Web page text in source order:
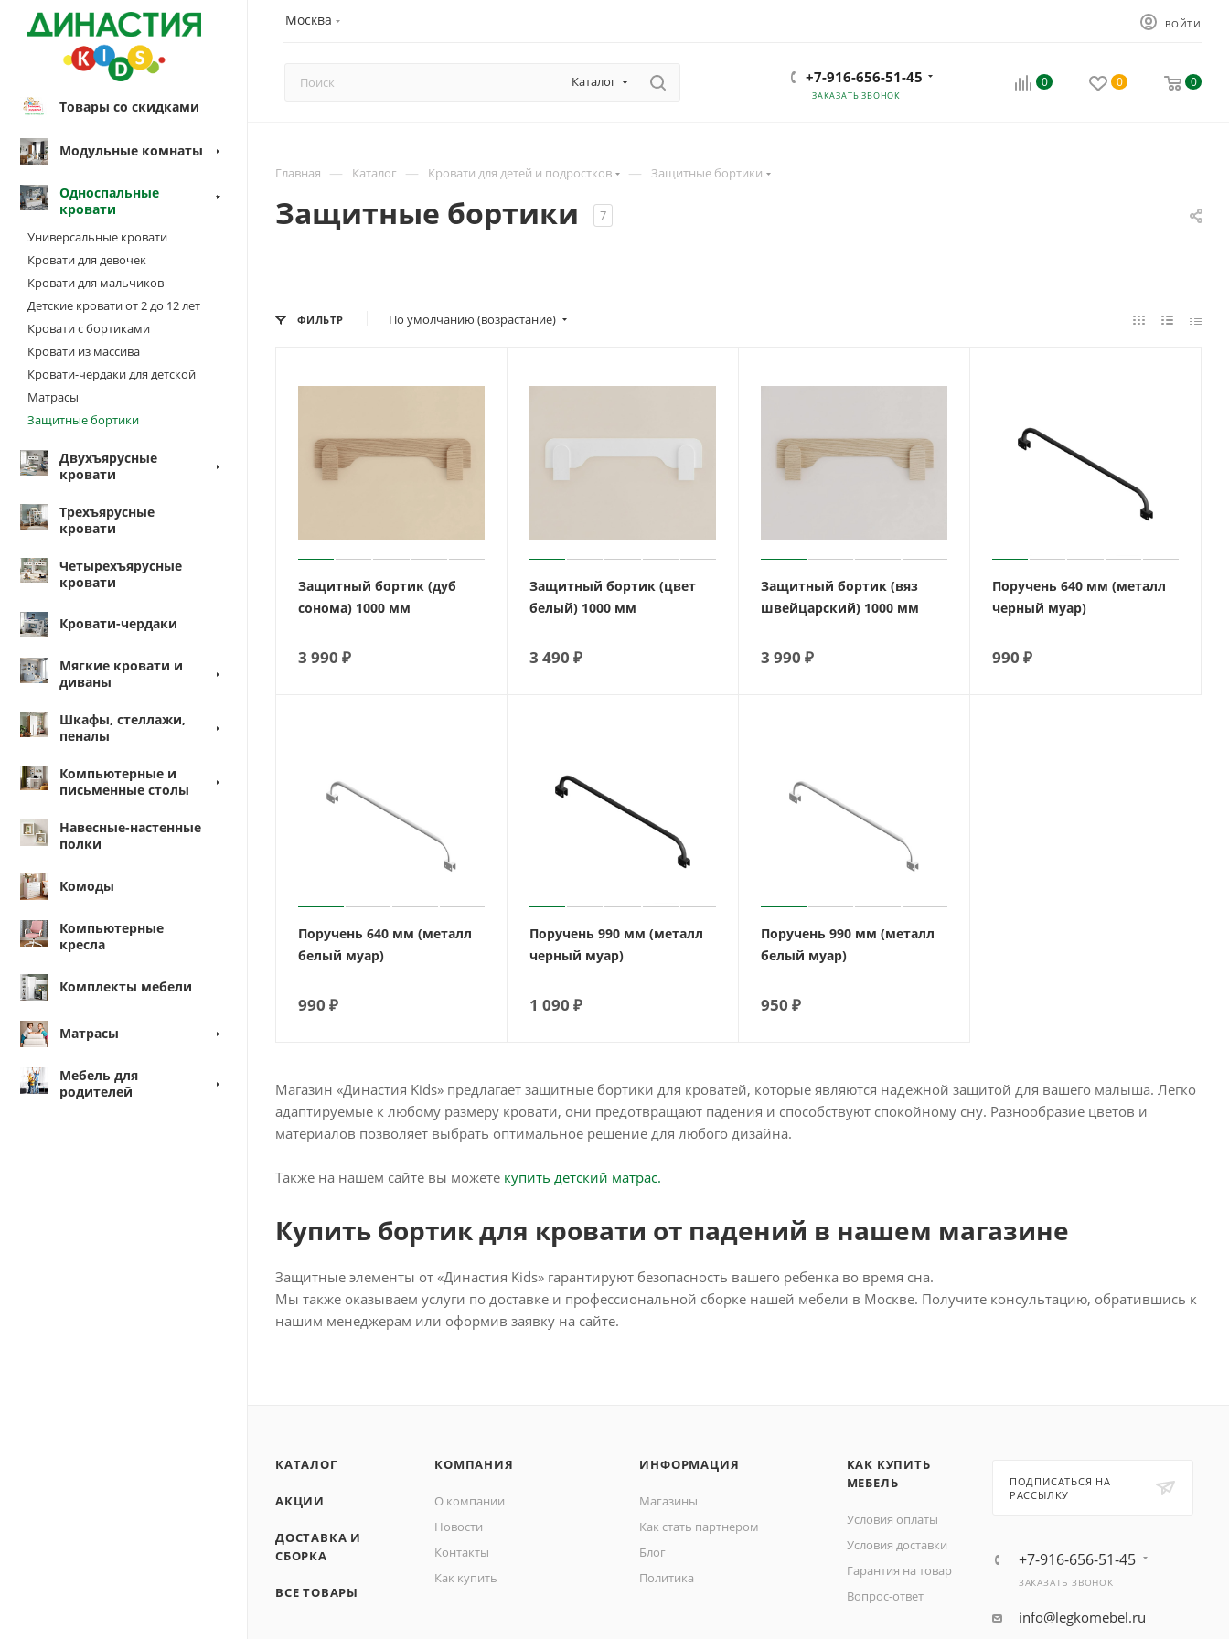
Москва ВОЙТИ
Каталог +7-916-656-51-45
ЗАКАЗАТЬ ЗВОНОК
0 0 0
Товары со скидками
Модульные комнаты
Односпальные
кровати
Универсальные кровати
Кровати для девочек
Кровати для мальчиков
Детские кровати от 2 до 12 лет
Кровати с бортиками
Кровати из массива
Кровати-чердаки для детской
Матрасы
Защитные бортики
Двухъярусные
кровати
Трехъярусные
кровати
Четырехъярусные
кровати
Кровати-чердаки
Мягкие кровати и
диваны
Шкафы, стеллажи,
пеналы
Компьютерные и
письменные столы
Навесные-настенные
полки
Комоды
Компьютерные
кресла
Комплекты мебели
Матрасы
Мебель для
родителей
Главная — Каталог — Кровати для детей и подростков — Защитные бортики
Защитные бортики 7
ФИЛЬТР По умолчанию (возрастание)
Защитный бортик (дуб
сонома) 1000 мм
3 990 ₽
Защитный бортик (цвет
белый) 1000 мм
3 490 ₽
Защитный бортик (вяз
швейцарский) 1000 мм
3 990 ₽
Поручень 640 мм (металл
черный муар)
990 ₽
Поручень 640 мм (металл
белый муар)
990 ₽
Поручень 990 мм (металл
черный муар)
1 090 ₽
Поручень 990 мм (металл
белый муар)
950 ₽
Магазин «Династия Kids» предлагает защитные бортики для кроватей, которые являются надежной защитой для вашего малыша. Легко
адаптируемые к любому размеру кровати, они предотвращают падения и способствуют спокойному сну. Разнообразие цветов и
материалов позволяет выбрать оптимальное решение для любого дизайна.
Также на нашем сайте вы можете купить детский матрас.
Купить бортик для кровати от падений в нашем магазине
Защитные элементы от «Династия Kids» гарантируют безопасность вашего ребенка во время сна.
Мы также оказываем услуги по доставке и профессиональной сборке нашей мебели в Москве. Получите консультацию, обратившись к
нашим менеджерам или оформив заявку на сайте.
КАТАЛОГ
АКЦИИ
ДОСТАВКА И
СБОРКА
ВСЕ ТОВАРЫ
КОМПАНИЯ
О компании
Новости
Контакты
Как купить
ИНФОРМАЦИЯ
Магазины
Как стать партнером
Блог
Политика
КАК КУПИТЬ
МЕБЕЛЬ
Условия оплаты
Условия доставки
Гарантия на товар
Вопрос-ответ
ПОДПИСАТЬСЯ НА
РАССЫЛКУ
+7-916-656-51-45
ЗАКАЗАТЬ ЗВОНОК
info@legkomebel.ru